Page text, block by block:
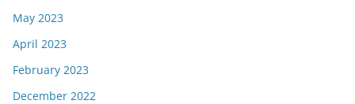
May 2023
April 2023
February 2023
December 2022